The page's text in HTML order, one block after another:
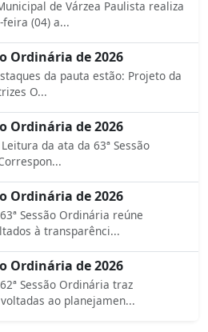
de Várzea Paulista realiza
(04) a...
Ordinária de 2026
da pauta estão: Projeto da
O...
Ordinária de 2026
da ata da 63ª Sessão
Ordinária de 2026
Sessão Ordinária reúne
à transparênci...
Ordinária de 2026
Sessão Ordinária traz
ao planejamen...